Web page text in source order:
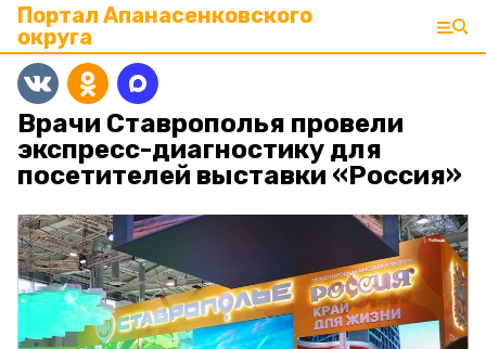
Портал Апанасенковского
округа
Врачи Ставрополья провели
экспресс-диагностику для
посетителей выставки «Россия»